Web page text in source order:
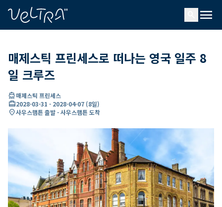
menu
매제스틱 프린세스로 떠나는 영국 일주 8
일 크루즈
directions_boat매제스틱 프린세스
card_travel2028-03-31 - 2028-04-07 (8일)
location_on사우스햄튼 출발 - 사우스햄튼 도착